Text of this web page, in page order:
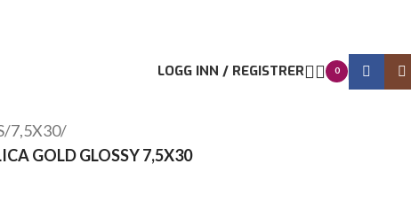
LOGG INN / REGISTRER 0
/7,5X30/
GOLD GLOSSY 7,5X30